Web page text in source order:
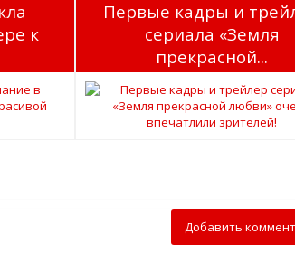
к
Первые кадры и
сериала «Земля
прекрасной...
Добавить